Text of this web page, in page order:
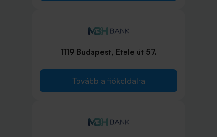
1119 Budapest, Etele út 57.
Tovább a fiókoldalra